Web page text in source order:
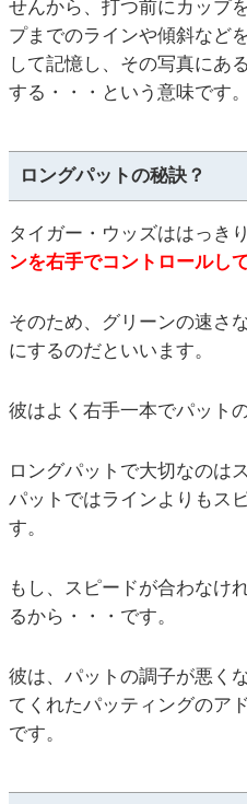
せんから、打つ前にカップ
プまでのラインや傾斜など
して記憶し、その写真にあ
する・・・という意味です。
ロングパットの秘訣？
タイガー・ウッズははっき
ンを右手でコントロールし
そのため、グリーンの速さ
にするのだといいます。
彼はよく右手一本でパット
ロングパットで大切なのは
パットではラインよりもス
す。
もし、スピードが合わなけ
るから・・・です。
彼は、パットの調子が悪く
てくれたパッティングのア
です。